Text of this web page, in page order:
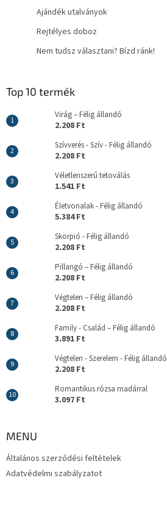
Ajándék utalványok
Rejtélyes doboz
Nem tudsz választani? Bízd ránk!
Top 10 termék
Virág – Félig állandó
2.208 Ft
Szívverés - Szív - Félig állandó
2.208 Ft
Véletlenszerű tetoválás
1.541 Ft
Életvonalak - Félig állandó
5.384 Ft
Skorpió - Félig állandó
2.208 Ft
Pillangó – Félig állandó
2.208 Ft
Végtelen – Félig állandó
2.208 Ft
Family - Család – Félig állandó
3.891 Ft
Végtelen - Szerelem - Félig állandó
2.208 Ft
Romantikus rózsa madárral
3.097 Ft
MENU
Általános szerződési feltételek
Adatvédelmi szabályzatot